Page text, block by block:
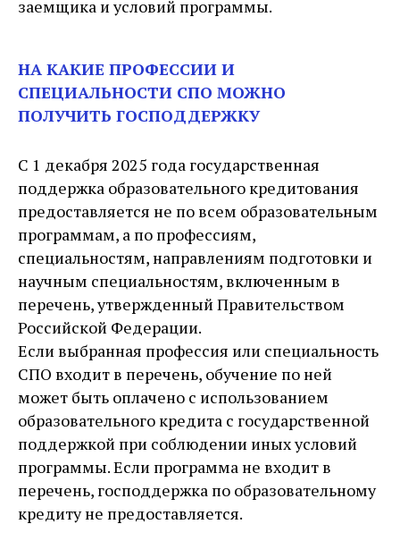
заемщика и условий программы.
НА КАКИЕ ПРОФЕССИИ И
СПЕЦИАЛЬНОСТИ СПО МОЖНО
ПОЛУЧИТЬ ГОСПОДДЕРЖКУ
С 1 декабря 2025 года государственная
поддержка образовательного кредитования
предоставляется не по всем образовательным
программам, а по профессиям,
специальностям, направлениям подготовки и
научным специальностям, включенным в
перечень, утвержденный Правительством
Российской Федерации.
Если выбранная профессия или специальность
СПО входит в перечень, обучение по ней
может быть оплачено с использованием
образовательного кредита с государственной
поддержкой при соблюдении иных условий
программы. Если программа не входит в
перечень, господдержка по образовательному
кредиту не предоставляется.